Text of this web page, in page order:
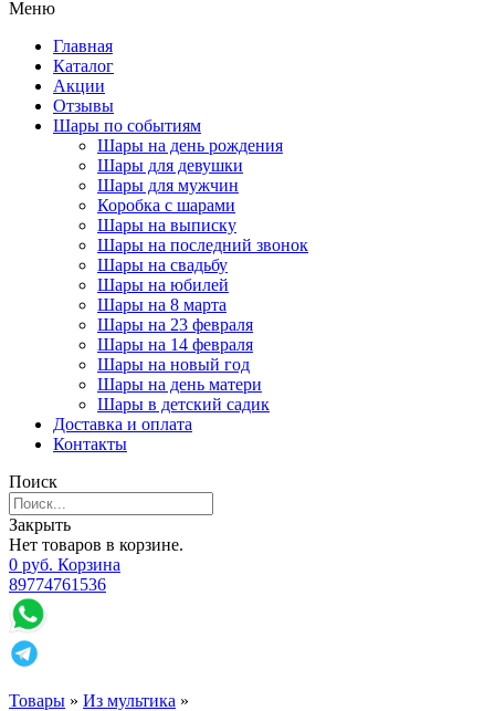
Меню
Главная
Каталог
Акции
Отзывы
Шары по событиям
Шары на день рождения
Шары для девушки
Шары для мужчин
Коробка с шарами
Шары на выписку
Шары на последний звонок
Шары на свадьбу
Шары на юбилей
Шары на 8 марта
Шары на 23 февраля
Шары на 14 февраля
Шары на новый год
Шары на день матери
Шары в детский садик
Доставка и оплата
Контакты
Поиск
Закрыть
Нет товаров в корзине.
0 руб. Корзина
89774761536
Товары » Из мультика »